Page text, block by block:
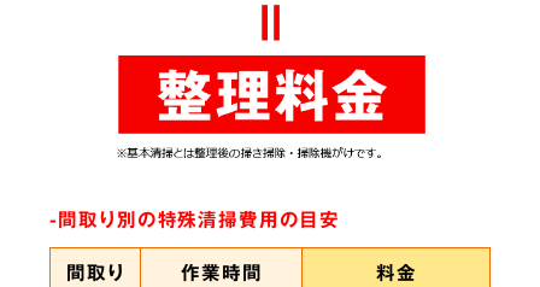
ありとあらゆる脱臭機を試したにもかかわらず
臭いが完全に取れずにお困りの時は、ぜひ当社
へご相談ください。弊社では世界最高水準のオ
います。
-間取り別の特殊清掃費用の目安
間取り
作業時間
料金